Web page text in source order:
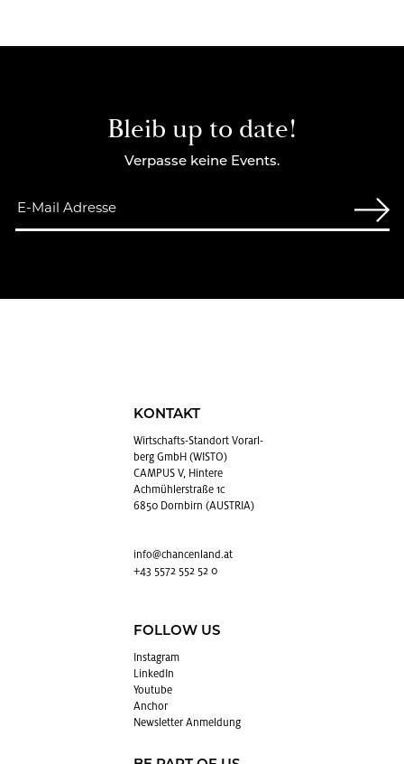
Bleib up to date!
Verpasse keine Events.
KONTAKT
Wirt­schafts-Stand­ort Vor­arl­
berg GmbH (WISTO)
CAMPUS V, Hintere
Achmühlerstraße 1c
6850 Dornbirn (AUSTRIA)
info@​chancenland.​at
+43 5572 552 52 0
FOLLOW US
In­sta­gram
Lin­kedIn
You­tube
An­chor
News­let­ter An­mel­dung